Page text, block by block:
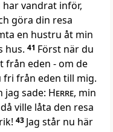
har vandrat inför,
göra din resa
en hustru åt min
hus. 41 Först när du
från eden - om de
fri från eden till mig.
jag sade: Herre, min
ville låta den resa
43 Jag står nu här